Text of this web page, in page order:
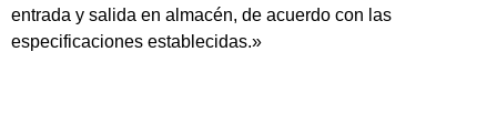
entrada y salida en almacén, de acuerdo con las
especificaciones establecidas.»